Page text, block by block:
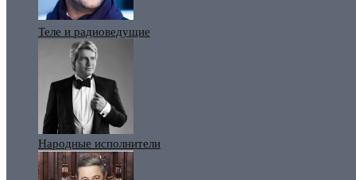
Теле и радиоведущие
Народные исполнители